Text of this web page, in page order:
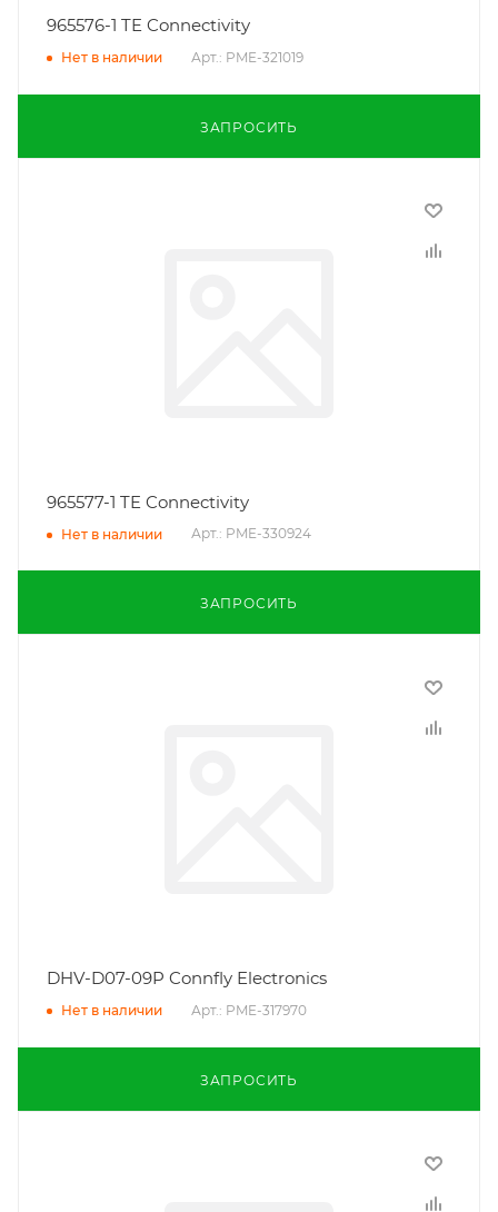
965576-1 TE Connectivity
Нет в наличии Арт.: PME-321019
ЗАПРОСИТЬ
965577-1 TE Connectivity
Нет в наличии Арт.: PME-330924
ЗАПРОСИТЬ
DHV-D07-09P Connfly Electronics
Нет в наличии Арт.: PME-317970
ЗАПРОСИТЬ